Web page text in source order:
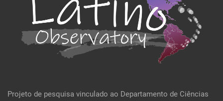
Projeto de pesquisa vinculado ao Departamento de Ciências